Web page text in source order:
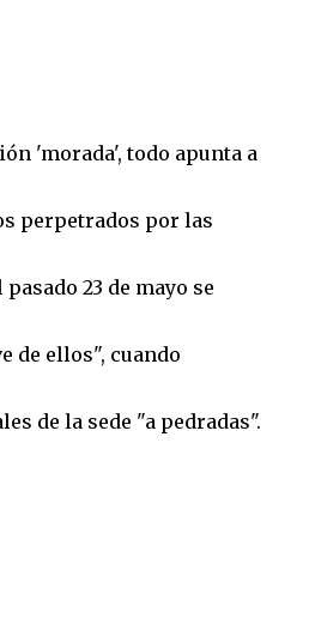
'morada', todo apunta a
perpetrados por las
23 de mayo se
de ellos", cuando
de la sede "a pedradas".